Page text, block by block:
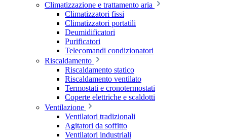
Climatizzazione e trattamento aria
Climatizzatori fissi
Climatizzatori portatili
Deumidificatori
Purificatori
Telecomandi condizionatori
Riscaldamento
Riscaldamento statico
Riscaldamento ventilato
Termostati e cronotermostati
Coperte elettriche e scaldotti
Ventilazione
Ventilatori tradizionali
Agitatori da soffitto
Ventilatori industriali